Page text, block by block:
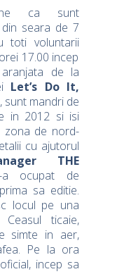
ca sunt
seara de 7
toti voluntarii
17.00 incep
de la
Let’s Do It,
sunt mandri de
in 2012 si isi
zona de nord-
cu ajutorul
THE
ocupat de
sa editie.
locul pe una
ticaie,
simte in aer,
Pe la ora
incep sa